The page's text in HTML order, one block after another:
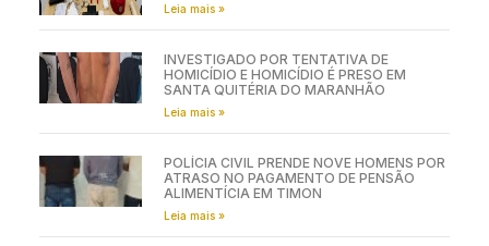
Leia mais »
INVESTIGADO POR TENTATIVA DE
HOMICÍDIO E HOMICÍDIO É PRESO EM
SANTA QUITÉRIA DO MARANHÃO
Leia mais »
POLÍCIA CIVIL PRENDE NOVE HOMENS POR
ATRASO NO PAGAMENTO DE PENSÃO
ALIMENTÍCIA EM TIMON
Leia mais »